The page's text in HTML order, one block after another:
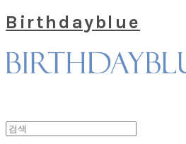
Birthdayblue